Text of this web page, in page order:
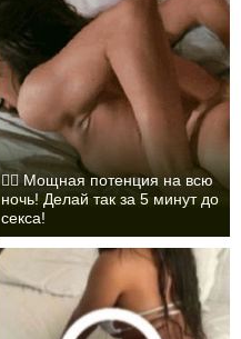
❤️‍🔥 Мощная потенция на всю
ночь! Делай так за 5 минут до
секса!